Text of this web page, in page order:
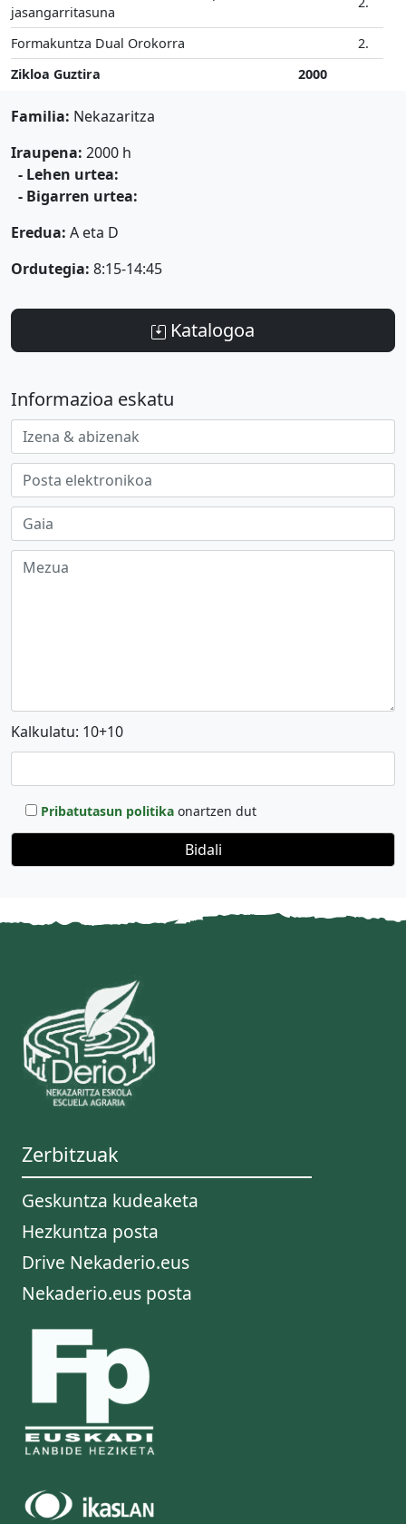
jasangarritasuna
Formakuntza Dual Orokorra
2.
Zikloa Guztira
2000
Familia: Nekazaritza
Iraupena: 2000 h
- Lehen urtea:
- Bigarren urtea:
Eredua: A eta D
Ordutegia: 8:15-14:45
Katalogoa
Informazioa eskatu
Kalkulatu: 10+10
Pribatutasun politika onartzen dut
Zerbitzuak
Geskuntza kudeaketa
Hezkuntza posta
Drive Nekaderio.eus
Nekaderio.eus posta